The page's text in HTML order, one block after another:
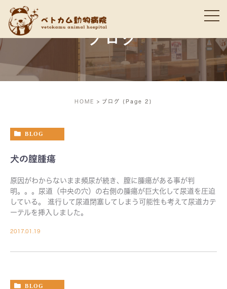
ブログ
HOME ブログ (Page 2)
BLOG
犬の膣腫瘍
原因がわからないまま頻尿が続き、膣に腫瘍がある事が判
明。。。尿道（中央の穴）の右側の腫瘍が巨大化して尿道を圧迫
している。 進行して尿道閉塞してしまう可能性も考えて尿道カテ
ーテルを挿入しました。
2017.01.19
BLOG